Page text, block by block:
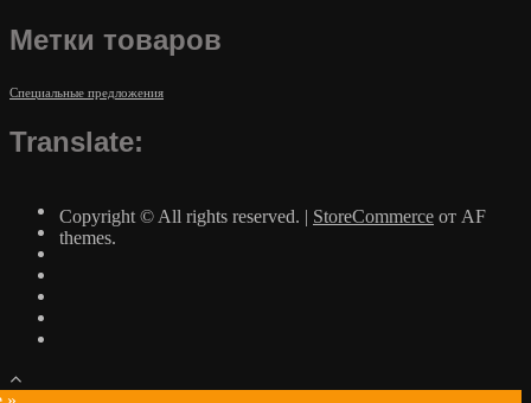
Метки товаров
Специальные предложения
Translate:
Copyright © All rights reserved. | StoreCommerce от AF
themes.